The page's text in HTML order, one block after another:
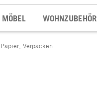
MÖBEL WOHNZUBEHÖR
Verpacken